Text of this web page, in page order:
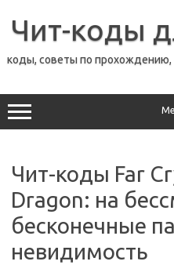
содержимому
Чит-коды
коды, советы по прохождению,
Чит-коды Far
Dragon: на
бесконечные
невидимость